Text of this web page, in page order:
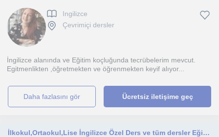
Ingilizce
Çevrimiçi dersler
İngilizce alanında ve Eğitim koçluğunda tecrübelerim mevcut.
Egitmenlikten ,öğretmekten ve öğrenmekten keyif alıyor...
daha fazlasını gör Ücretsiz iletişime geç
İlkokul,Ortaokul,Lise İngilizce Özel Ders ve tüm dersler Eğitim Koçluğunu